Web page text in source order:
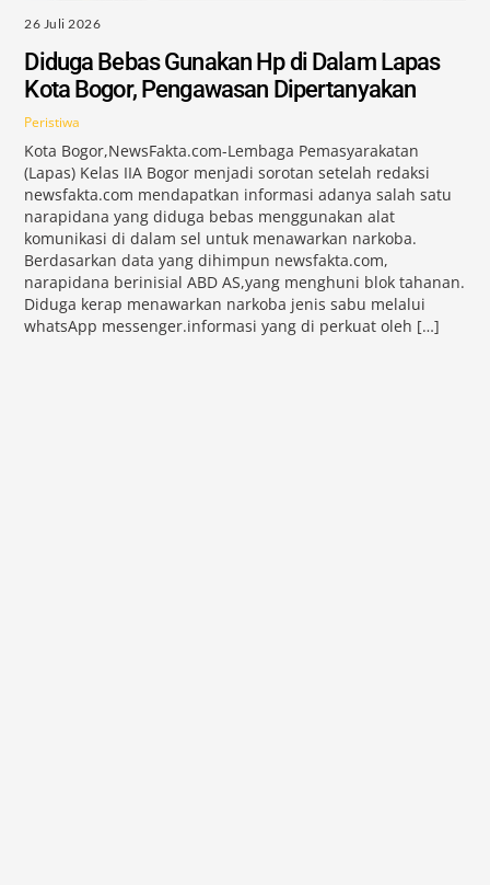
26 Juli 2026
Diduga Bebas Gunakan Hp di Dalam Lapas
Kota Bogor, Pengawasan Dipertanyakan
Peristiwa
Kota Bogor,NewsFakta.com-Lembaga Pemasyarakatan
(Lapas) Kelas IIA Bogor menjadi sorotan setelah redaksi
newsfakta.com mendapatkan informasi adanya salah satu
narapidana yang diduga bebas menggunakan alat
komunikasi di dalam sel untuk menawarkan narkoba.
Berdasarkan data yang dihimpun newsfakta.com,
narapidana berinisial ABD AS,yang menghuni blok tahanan.
Diduga kerap menawarkan narkoba jenis sabu melalui
whatsApp messenger.informasi yang di perkuat oleh […]